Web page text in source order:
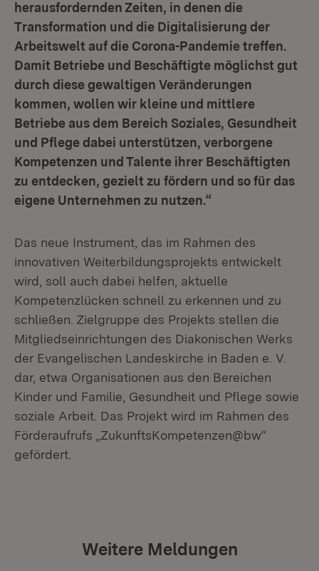
herausfordernden Zeiten, in denen die
Transformation und die Digitalisierung der
Arbeitswelt auf die Corona-Pandemie treffen.
Damit Betriebe und Beschäftigte möglichst gut
durch diese gewaltigen Veränderungen
kommen, wollen wir kleine und mittlere
Betriebe aus dem Bereich Soziales, Gesundheit
und Pflege dabei unterstützen, verborgene
Kompetenzen und Talente ihrer Beschäftigten
zu entdecken, gezielt zu fördern und so für das
eigene Unternehmen zu nutzen.“
Das neue Instrument, das im Rahmen des
innovativen Weiterbildungsprojekts entwickelt
wird, soll auch dabei helfen, aktuelle
Kompetenzlücken schnell zu erkennen und zu
schließen. Zielgruppe des Projekts stellen die
Mitgliedseinrichtungen des Diakonischen Werks
der Evangelischen Landeskirche in Baden e. V.
dar, etwa Organisationen aus den Bereichen
Kinder und Familie, Gesundheit und Pflege sowie
soziale Arbeit. Das Projekt wird im Rahmen des
Förderaufrufs „ZukunftsKompetenzen@bw“
gefördert.
Weitere Meldungen